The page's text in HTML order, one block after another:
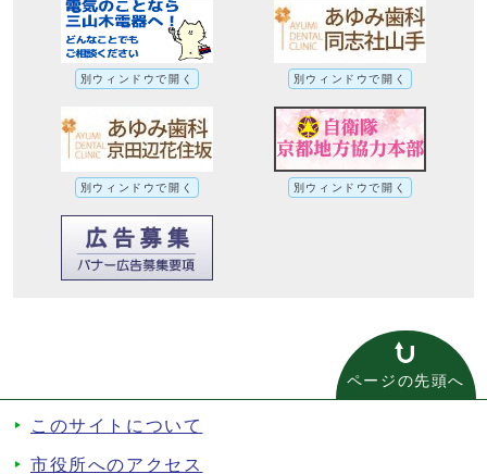
別ウィンドウで開く 別ウィンドウで開く
別ウィンドウで開く 別ウィンドウで開く
ページの先頭へ
このサイトについて
市役所へのアクセス